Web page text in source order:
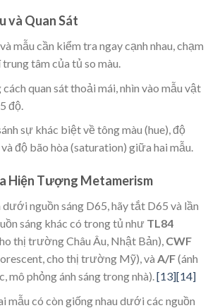
và Quan Sát
mẫu cần kiểm tra ngay cạnh nhau, chạm
tâm của tủ so màu.
quan sát thoải mái, nhìn vào mẫu vật
độ.
sự khác biệt về tông màu (hue), độ
độ bão hòa (saturation) giữa hai mẫu.
Hiện Tượng Metamerism
dưới nguồn sáng D65, hãy tắt D65 và lần
sáng khác có trong tủ như TL84
thị trường Châu Âu, Nhật Bản), CWF
cho thị trường Mỹ), và A/F(ánh
mô phỏng ánh sáng trong nhà).[13][14]
mẫu có còn giống nhau dưới các nguồn